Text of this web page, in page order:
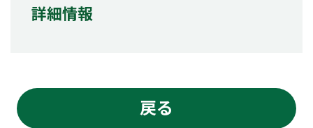
詳細情報
戻る